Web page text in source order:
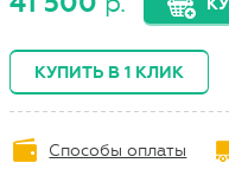
КУПИТЬ В 1 КЛИК
Способы оплаты